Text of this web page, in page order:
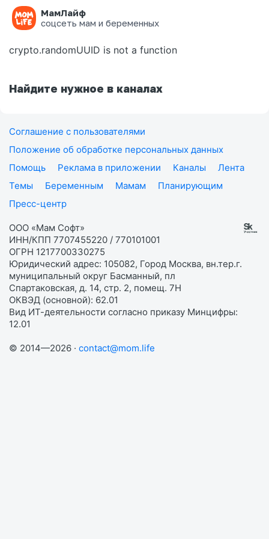
МамЛайф
соцсеть мам и беременных
Ошибка на странице
crypto.randomUUID is not a function
Найдите нужное в каналах
Соглашение с пользователями
Положение об обработке персональных данных
Помощь
Реклама в приложении Каналы
Лента
Темы
Беременным Мамам
Планирующим
Пресс-центр
ООО «Мам Софт»
ИНН/КПП 7707455220 / 770101001
ОГРН 1217700330275
Юридический адрес: 105082, Город Москва, вн.тер.г.
муниципальный округ Басманный, пл
Спартаковская, д. 14, стр. 2, помещ. 7Н
ОКВЭД (основной): 62.01
Вид ИТ-деятельности согласно приказу Минцифры:
12.01
© 2014—2026 · contact@mom.life